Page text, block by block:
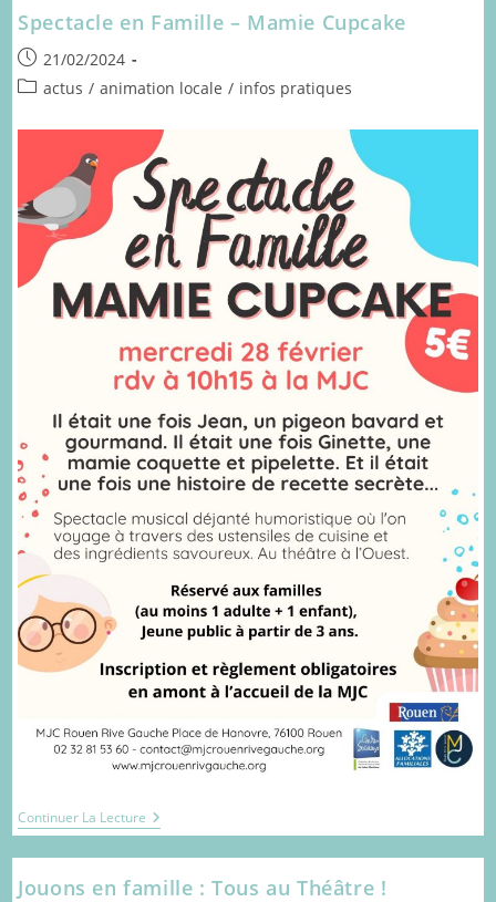
Être
!
Spectacle en Famille – Mamie Cupcake
Publication
publiée :
21/02/2024
Postactus / animation locale / infos pratiques
Continuer La Lecture Spectacle
En
Famille
Mamie
Jouons en famille : Tous au Théâtre !